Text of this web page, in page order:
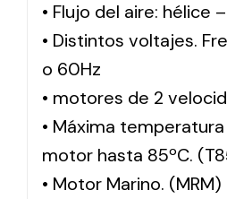
• Flujo del aire: hélice
• Distintos voltajes.
o 60Hz
• motores de 2
• Máxima
motor hasta 85ºC.
• Motor Marino. (MRM)